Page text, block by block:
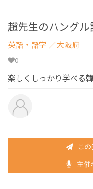
趙先生のハング
英語・語学 ／大阪府
0
楽しくしっかり学べる
こ
主催